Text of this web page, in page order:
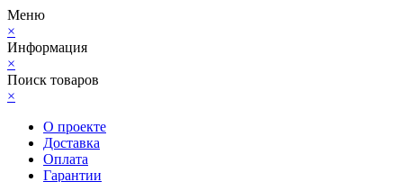
Меню
×
Информация
×
Поиск товаров
×
О проекте
Доставка
Оплата
Гарантии